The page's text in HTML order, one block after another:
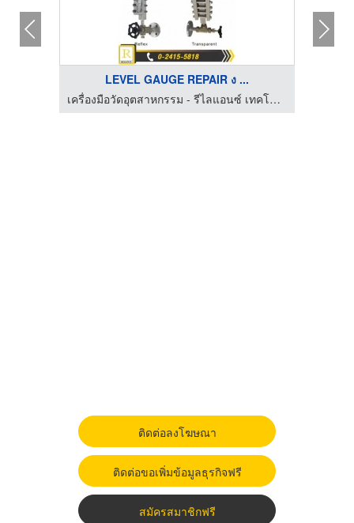
LEVEL GAUGE REPAIR ง ...
เครื่องมือวัดอุตสาหกรรม - รีไลแอนซ์ เทคโนโลยี แอนด์ เซอร์วิส
ติดต่อลงโฆษณา
ติดต่อขอเพิ่มข้อมูลธุรกิจฟรี
สมัครสมาชิกฟรี